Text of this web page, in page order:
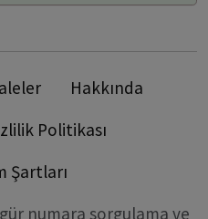
Hakkında
Politikası
Şartları
numara sorgulama ve